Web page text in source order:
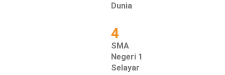
Dunia
4
SMA
Negeri 1
Selayar